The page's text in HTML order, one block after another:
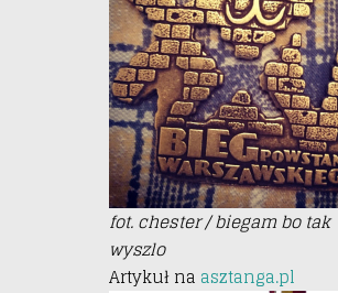
fot. chester / biegam bo tak
wyszlo
Artykuł na asztanga.pl